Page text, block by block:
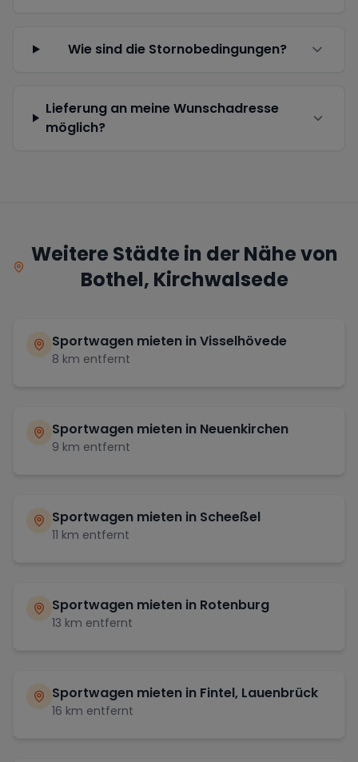
Wie sind die Stornobedingungen?
Lieferung an meine Wunschadresse
möglich?
Weitere Städte in der Nähe von
Bothel, Kirchwalsede
Sportwagen mieten inVisselhövede
8 km entfernt
Sportwagen mieten in Neuenkirchen
9 km entfernt
Sportwagen mieten in Scheeßel
11 km entfernt
Sportwagen mieten in Rotenburg
13 km entfernt
Sportwagen mieten in Fintel, Lauenbrück
16 km entfernt